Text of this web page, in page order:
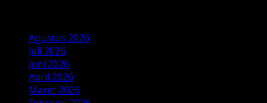
Agustus 2026
Juli 2026
Juni 2026
April 2026
Maret 2026